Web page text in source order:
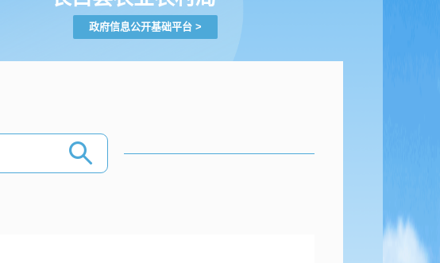
政府信息公开基础平台 >